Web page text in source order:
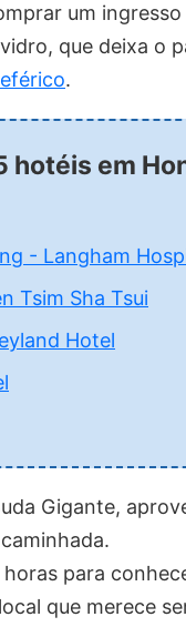
um
que deixa o
.
hotéis em
- Langham
Tsim Sha Tsui
Hotel
Gigante,
para
que merece